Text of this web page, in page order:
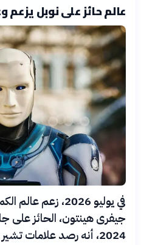
عالم حائز على نوبل
في يوليو 2026، زعم
جيفرى هينتون، الحائز على
2024، أنه رصد علامات تشير إلى وعي ذاتي لدى الآلات.